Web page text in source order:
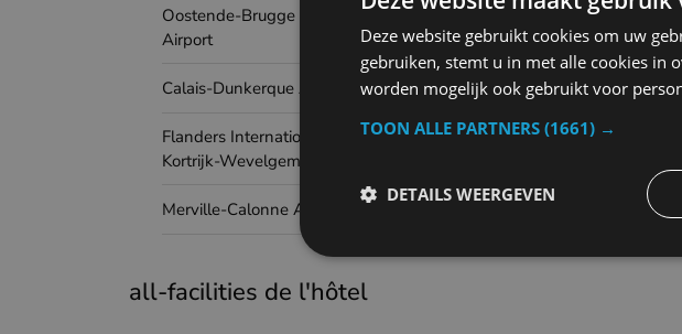
Oostende-Brugge International
Airport
EBOS
Calais-Dunkerque Airport LFAC
Flanders International Airport
Kortrijk-Wevelgem
Merville-Calonne Airport
all-facilities de l'hôtel
Deze website gebruikt cookies om uw
gebruiken, stemt u in met alle cookies in
worden mogelijk ook gebruikt voor
TOON ALLE PARTNERS (1661) →
DETAILS WEERGEVEN